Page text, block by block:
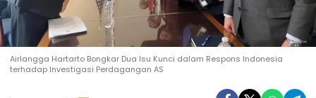
Airlangga Hartarto Bongkar Dua Isu Kunci dalam Respons Indonesia
terhadap Investigasi Perdagangan AS